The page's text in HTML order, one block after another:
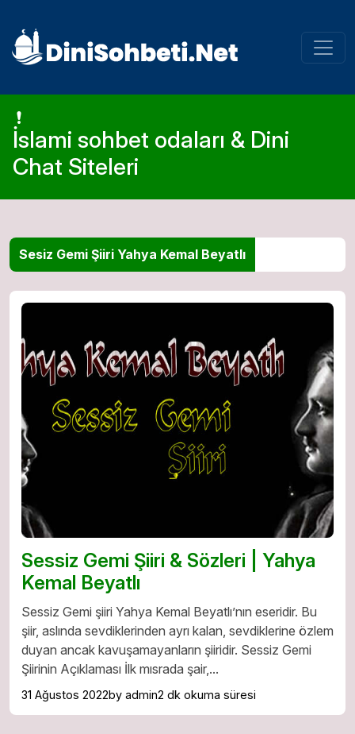
İslami sohbet odaları & Dini
Chat Siteleri
Sesiz Gemi Şiiri Yahya Kemal Beyatlı
Sessiz Gemi Şiiri & Sözleri | Yahya
Kemal Beyatlı
Sessiz Gemi şiiri Yahya Kemal Beyatlı’nın eseridir. Bu
şiir, aslında sevdiklerinden ayrı kalan, sevdiklerine özlem
duyan ancak kavuşamayanların şiiridir. Sessiz Gemi
Şiirinin Açıklaması İlk mısrada şair,...
31 Ağustos 2022by admin2 dk okuma süresi